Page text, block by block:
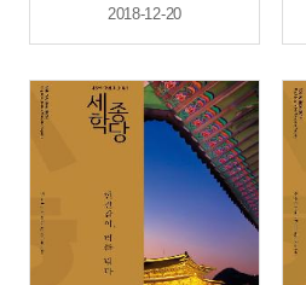
2018-12-20